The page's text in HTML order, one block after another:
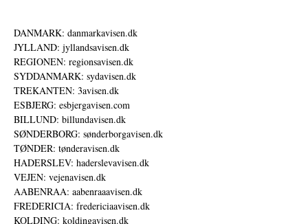
DANMARK: danmarkavisen.dk
JYLLAND: jyllandsavisen.dk
REGIONEN: regionsavisen.dk
SYDDANMARK: sydavisen.dk
TREKANTEN: 3avisen.dk
ESBJERG: esbjergavisen.com
BILLUND: billundavisen.dk
SØNDERBORG: sønderborgavisen.dk
TØNDER: tønderavisen.dk
HADERSLEV: haderslevavisen.dk
VEJEN: vejenavisen.dk
AABENRAA: aabenraaavisen.dk
FREDERICIA: fredericiaavisen.dk
KOLDING: koldingavisen.dk